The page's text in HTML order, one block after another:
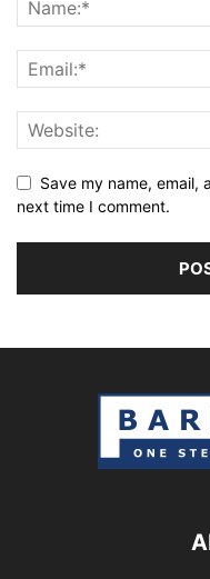
Save my name, email,
next time I comment.